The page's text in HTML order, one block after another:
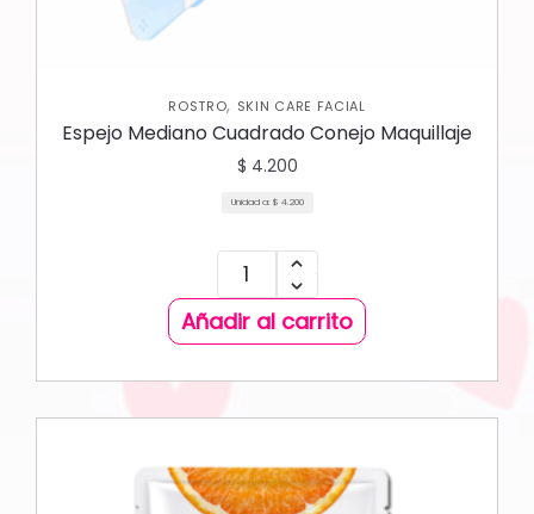
ROSTRO, SKIN CARE FACIAL
Espejo Mediano Cuadrado Conejo Maquillaje
$ 4.200
Unidad a: $ 4.200
Añadir al carrito